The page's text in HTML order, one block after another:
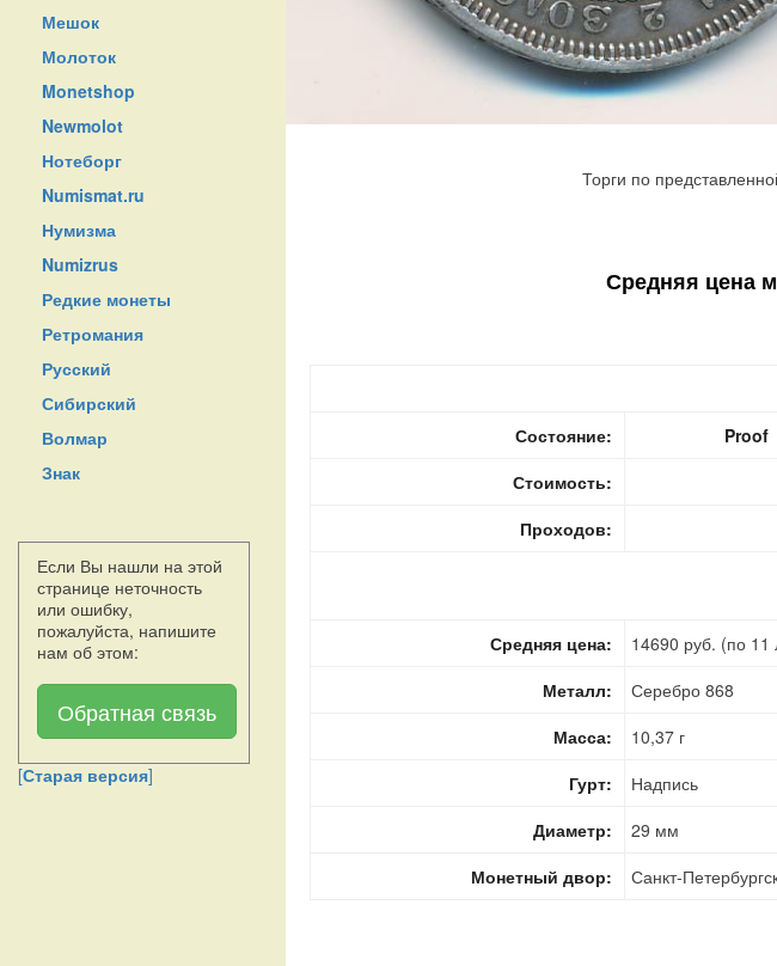
Мешок
Молоток
Monetshop
Newmolot
Нотеборг
Numismat.ru
Нумизма
Numizrus
Редкие монеты
Ретромания
Русский
Сибирский
Волмар
Знак
Если Вы нашли на этой
странице неточность
или ошибку,
пожалуйста, напишите
нам об этом:
Обратная связь
[Старая версия]
Торги по
Средняя цена
Состояние:
Proof
Стоимость:
Проходов:
Средняя цена:
14690 руб. (по 11
Металл:
Серебро 868
Масса:
10,37 г
Гурт:
Надпись
Диаметр:
29 мм
Монетный двор:
Санкт-